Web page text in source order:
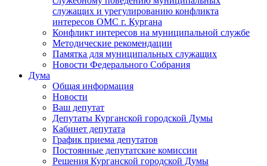
служащих и урегулированию конфликта
интересов ОМС г. Кургана
Конфликт интересов на муниципальной службе
Методические рекомендации
Памятка для муниципальных служащих
Новости Федерального Cобрания
Дума
Общая информация
Новости
Ваш депутат
Депутаты Курганской городской Думы
Кабинет депутата
График приема депутатов
Постоянные депутатские комиссии
Решения Курганской городской Думы